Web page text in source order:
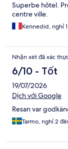
Superbe hôtel.
centre ville.
Kennedid, nghỉ
Nhận xét đã xác
6/10 - Tốt
19/07/2026
Dịch với Google
Resan var
Tarmo, nghỉ 2